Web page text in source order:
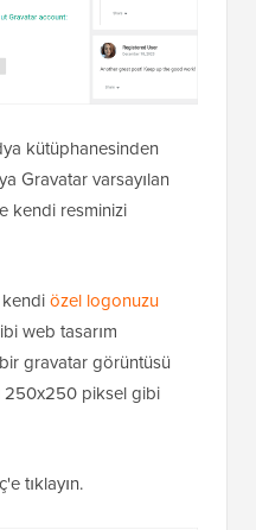
kütüphanesinden
Gravatar varsayılan
kendi resminizi
özel logonuzu
web tasarım
bir gravatar görüntüsü
250x250 piksel gibi
tıklayın.